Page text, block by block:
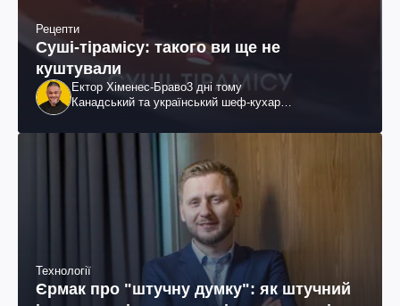
Рецепти
Суші-тірамісу: такого ви ще не
куштували
Ектор Хіменес-Браво3 дні тому
Канадський та український шеф-кухар
Технології
Єрмак про "штучну думку": як штучний